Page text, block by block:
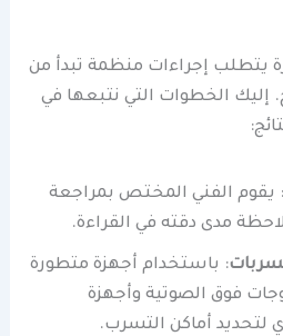
يتطلب إجراءات منظمة تبدأ من
إليك الخطوات التي نتبعها في
: يقوم الفني المختص بمراجعة
مدى دقته في القراءة.
: باستخدام أجهزة متطورة
فوق الصوتية وأجهزة
لتحديد أماكن التسرب.